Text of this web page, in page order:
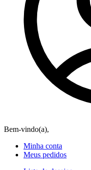
Bem-vindo(a),
Minha conta
Meus pedidos